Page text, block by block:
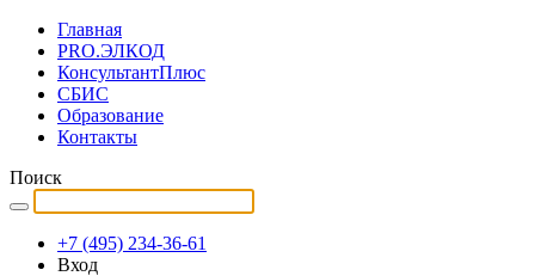
Главная
PRO.ЭЛКОД
КонсультантПлюс
СБИС
Образование
Контакты
Поиск
+7 (495) 234-36-61
Вход